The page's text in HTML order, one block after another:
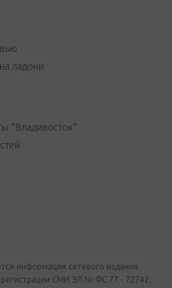
ладони
"Владивосток"
информация сетевого издания
регистрации СМИ ЭЛ № ФС 77 - 72742,